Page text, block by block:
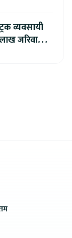
व्यवसायी
जरिवाना